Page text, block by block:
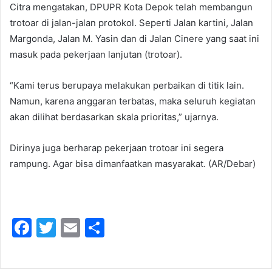
Citra mengatakan, DPUPR Kota Depok telah membangun
trotoar di jalan-jalan protokol. Seperti Jalan kartini, Jalan
Margonda, Jalan M. Yasin dan di Jalan Cinere yang saat ini
masuk pada pekerjaan lanjutan (trotoar).
“Kami terus berupaya melakukan perbaikan di titik lain.
Namun, karena anggaran terbatas, maka seluruh kegiatan
akan dilihat berdasarkan skala prioritas,” ujarnya.
Dirinya juga berharap pekerjaan trotoar ini segera
rampung. Agar bisa dimanfaatkan masyarakat. (AR/Debar)
F
T
E